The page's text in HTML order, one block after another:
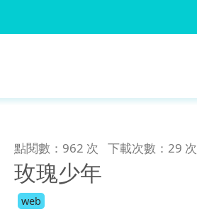
點閱數：962 次 下載次數：29 次
玫瑰少年
web